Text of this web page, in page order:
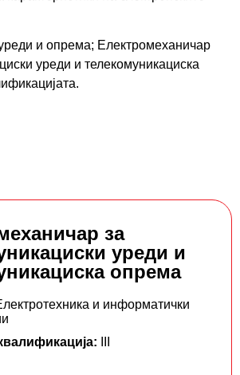
и опрема; Електромеханичар
уреди и телекомуникациска
за
уреди и
опрема
и информатички